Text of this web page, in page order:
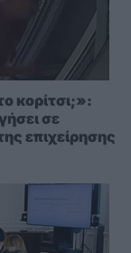
κορίτσι;»:
σε
επιχείρησης